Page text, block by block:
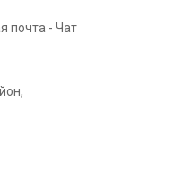
почта - Чат